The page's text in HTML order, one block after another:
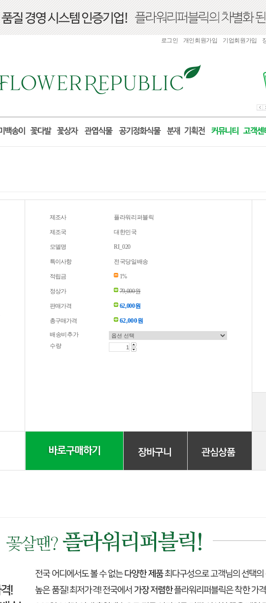
로그인 개인회원가입 기업회원가입
제조사 플라워리퍼블릭
제조국 대한민국
모델명 RI_020
특이사항 전국당일배송
적립금 1%
정상가 79,000원
판매가격 62,000원
총구매가격 62,000원
배송비추가
수량